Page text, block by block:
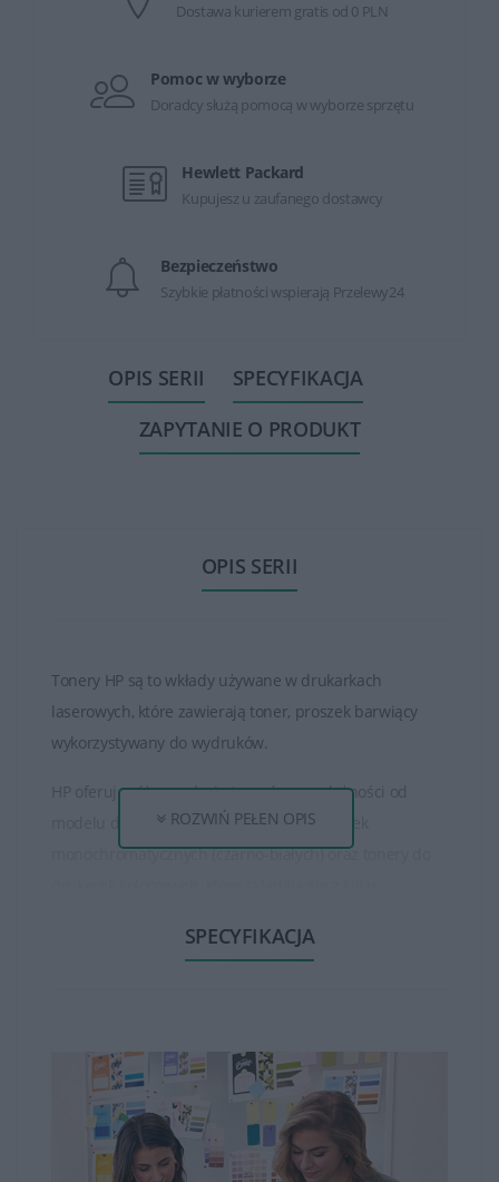
Dostawa kurierem gratis od 0 PLN
Pomoc w wyborze
Doradcy służą pomocą w wyborze sprzętu
Hewlett Packard
Kupujesz u zaufanego dostawcy
Bezpieczeństwo
Szybkie płatności wspierają Przelewy24
OPIS SERII
SPECYFIKACJA
ZAPYTANIE O PRODUKT
OPIS SERII
Tonery HP są to wkłady używane w drukarkach
laserowych, które zawierają toner, proszek barwiący
wykorzystywany do wydruków.
HP oferuje różne rodzaje tonerów, w zależności od
modelu drukarki. Istnieją tonery do drukarek
monochromatycznych (czarno-białych) oraz tonery do
Tonery HP są dostępne w różnych pojemnościach, od
standardowe, co jest korzystne dla osób, które drukują
dużo dokumentów.
Tonery HP zapewniają wysoką jakość wydruku, oferując
ostre, wyraźne teksty oraz wysokiej jakości obrazy czy
ROZWIŃ PEŁEN OPIS
SPECYFIKACJA